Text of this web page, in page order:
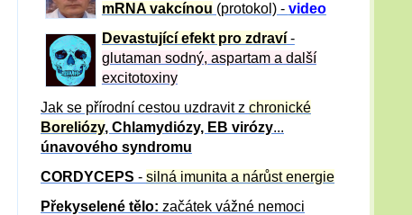
mRNA vakcínou (protokol) - video
Devastující efekt pro zdraví-
glutaman sodný, aspartam a další
excitotoxiny
Jak se přírodní cestou uzdravit z chronické
Boreliózy, Chlamydiózy, EB virózy...
únavového syndromu
CORDYCEPS - silná imunita a nárůst energie
Překyselené tělo: začátek vážné nemoci